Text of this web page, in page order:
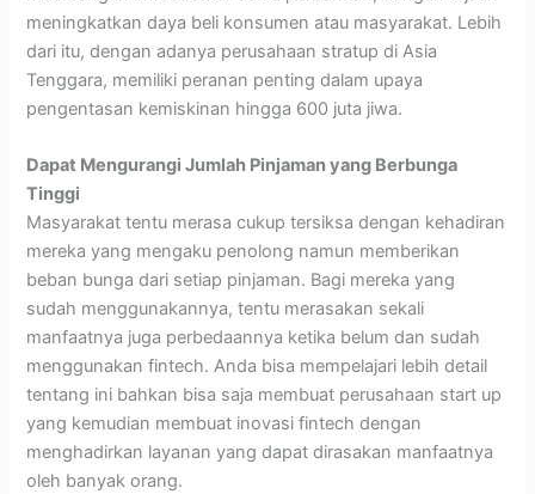
meningkatkan daya beli konsumen atau masyarakat. Lebih
dari itu, dengan adanya perusahaan stratup di Asia
Tenggara, memiliki peranan penting dalam upaya
pengentasan kemiskinan hingga 600 juta jiwa.
Dapat Mengurangi Jumlah Pinjaman yang Berbunga
Tinggi
Masyarakat tentu merasa cukup tersiksa dengan kehadiran
mereka yang mengaku penolong namun memberikan
beban bunga dari setiap pinjaman. Bagi mereka yang
sudah menggunakannya, tentu merasakan sekali
manfaatnya juga perbedaannya ketika belum dan sudah
menggunakan fintech. Anda bisa mempelajari lebih detail
tentang ini bahkan bisa saja membuat perusahaan start up
yang kemudian membuat inovasi fintech dengan
menghadirkan layanan yang dapat dirasakan manfaatnya
oleh banyak orang.